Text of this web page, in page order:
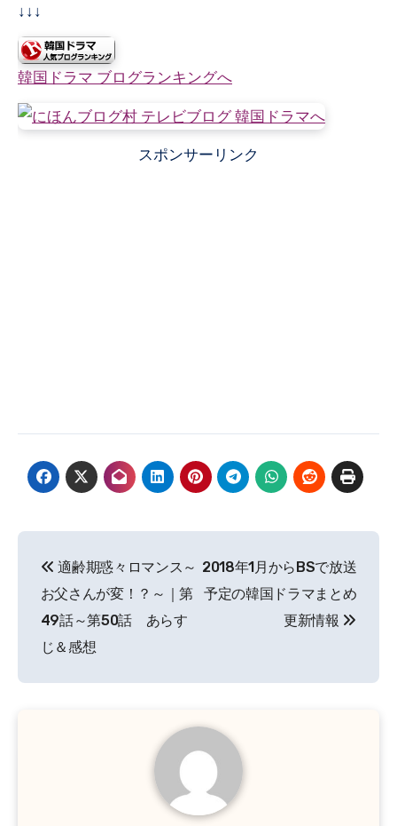
↓↓↓
韓国ドラマ ブログランキングへ
スポンサーリンク
稿
ナ
ビ
適齢期惑々ロマンス～
お父さんが変！？～｜第
49話～第50話 あらす
じ＆感想
2018年1月からBSで放送
予定の韓国ドラマまとめ
更新情報